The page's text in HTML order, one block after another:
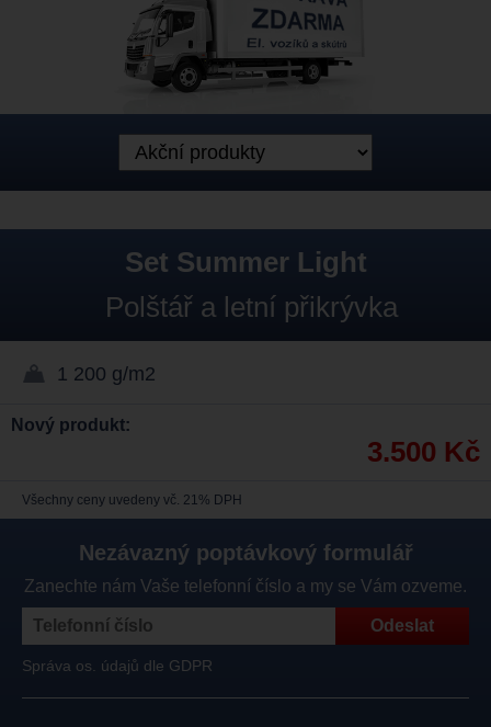
Set Summer Light
Polštář a letní přikrývka
1 200 g/m2
Nový produkt:
3.500 Kč
Všechny ceny uvedeny vč. 21% DPH
Nezávazný poptávkový formulář
Zanechte nám Vaše telefonní číslo a my se Vám ozveme.
Správa os. údajů dle GDPR